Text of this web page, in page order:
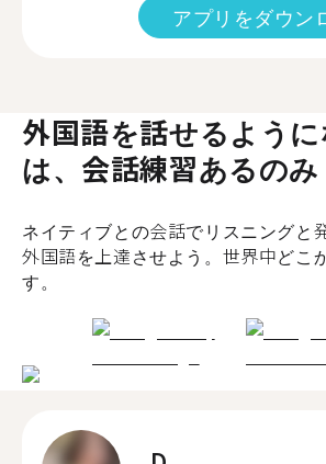
アプリをダウン
外国語を話せるよう
は、会話練習あるのみ
ネイティブとの会話でリスニングと
外国語を上達させよう。世界中どこ
す。